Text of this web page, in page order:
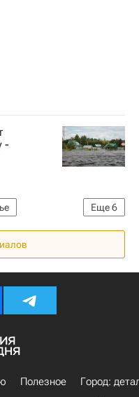
-
Еще6
край
ЧС
Россия
Полезное
Город: